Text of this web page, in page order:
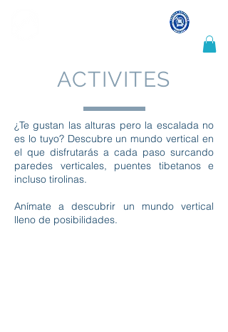
ACTIVITES
¿Te gustan las alturas pero la escalada no
es lo tuyo? Descubre un mundo vertical en
el que disfrutarás a cada paso surcando
paredes verticales, puentes tibetanos e
incluso tirolinas.
Anímate a descubrir un mundo vertical
lleno de posibilidades.